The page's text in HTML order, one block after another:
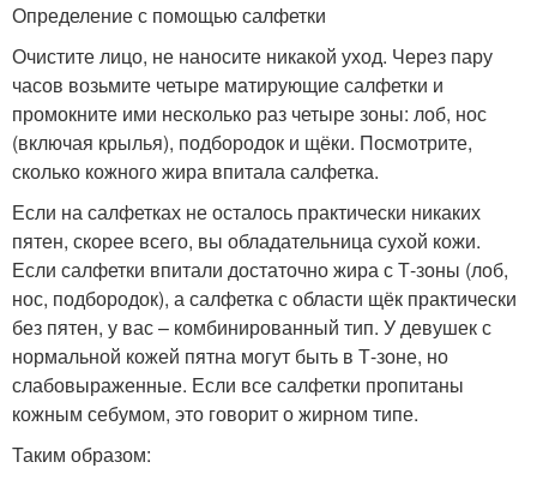
Определение с помощью салфетки
Очистите лицо, не наносите никакой уход. Через пару
часов возьмите четыре матирующие салфетки и
промокните ими несколько раз четыре зоны: лоб, нос
(включая крылья), подбородок и щёки. Посмотрите,
сколько кожного жира впитала салфетка.
Если на салфетках не осталось практически никаких
пятен, скорее всего, вы обладательница сухой кожи.
Если салфетки впитали достаточно жира с Т-зоны (лоб,
нос, подбородок), а салфетка с области щёк практически
без пятен, у вас – комбинированный тип. У девушек с
нормальной кожей пятна могут быть в Т-зоне, но
слабовыраженные. Если все салфетки пропитаны
кожным себумом, это говорит о жирном типе.
Таким образом: